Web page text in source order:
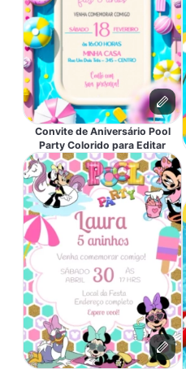
Convite de Aniversário Pool
Party Colorido para Editar